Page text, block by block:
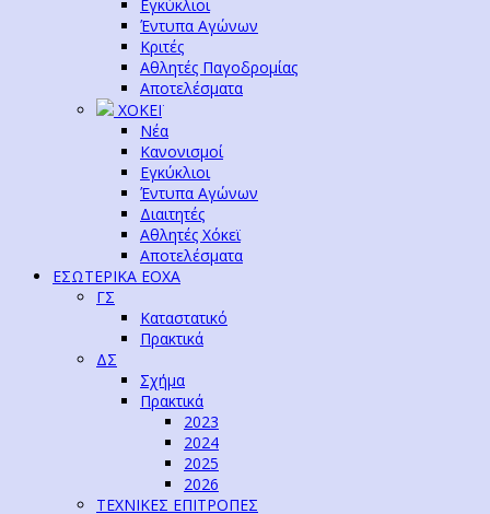
Εγκύκλιοι
Έντυπα Αγώνων
Κριτές
Αθλητές Παγοδρομίας
Αποτελέσματα
ΧΟΚΕΪ
Νέα
Κανονισμοί
Εγκύκλιοι
Έντυπα Αγώνων
Διαιτητές
Αθλητές Χόκεϊ
Αποτελέσματα
ΕΣΩΤΕΡΙΚΑ ΕΟΧΑ
ΓΣ
Καταστατικό
Πρακτικά
ΔΣ
Σχήμα
Πρακτικά
2023
2024
2025
2026
ΤΕΧΝΙΚΕΣ ΕΠΙΤΡΟΠΕΣ